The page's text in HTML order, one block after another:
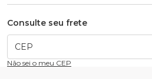
Consulte seu frete
Não sei o meu CEP